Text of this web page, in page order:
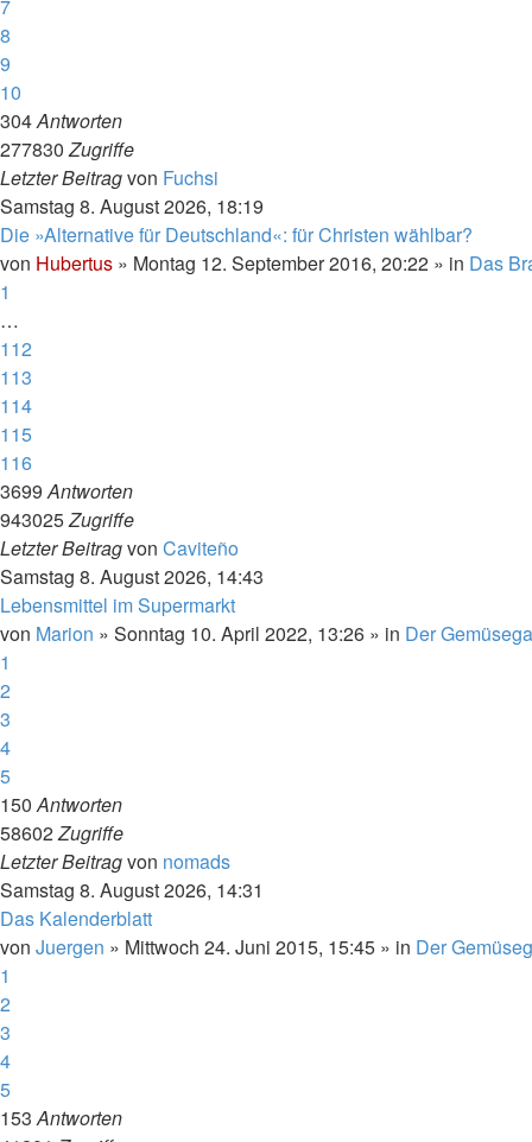
7
8
9
10
304Antworten
277830Zugriffe
Letzter Beitragvon Fuchsi
Samstag 8. August 2026, 18:19
Die »Alternative für Deutschland«: für Christen wählbar?
von Hubertus » Montag 12. September 2016, 20:22 » in Das
1
…
112
113
114
115
116
3699Antworten
943025Zugriffe
Letzter Beitragvon Caviteño
Samstag 8. August 2026, 14:43
Lebensmittel im Supermarkt
von Marion » Sonntag 10. April 2022, 13:26 » in Der
1
2
3
4
5
150Antworten
58602Zugriffe
Letzter Beitragvon nomads
Samstag 8. August 2026, 14:31
Das Kalenderblatt
von Juergen » Mittwoch 24. Juni 2015, 15:45 » in Der
1
2
3
4
5
153Antworten